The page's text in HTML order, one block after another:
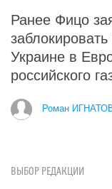
Ранее Фицо
Украине в
российского
Роман
ВЫБОР РЕДАКЦИИ